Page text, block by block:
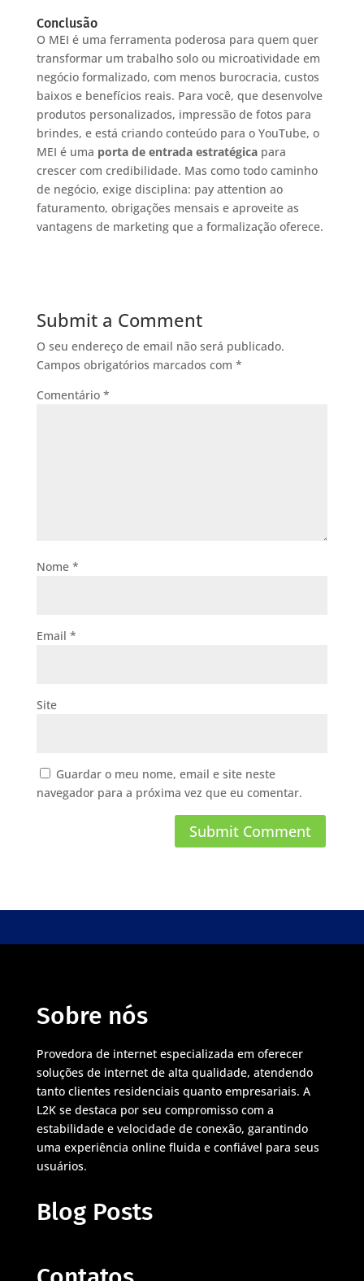
Conclusão
O MEI é uma ferramenta poderosa para quem quer
transformar um trabalho solo ou microatividade em
negócio formalizado, com menos burocracia, custos
baixos e benefícios reais. Para você, que desenvolve
produtos personalizados, impressão de fotos para
brindes, e está criando conteúdo para o YouTube, o
MEI é uma porta de entrada estratégicapara
crescer com credibilidade. Mas como todo caminho
de negócio, exige disciplina: pay attention ao
faturamento, obrigações mensais e aproveite as
vantagens de marketing que a formalização oferece.
Submit a Comment
O seu endereço de email não será publicado.
Campos obrigatórios marcados com *
Comentário *
Nome *
Email *
Site
Guardar o meu nome, email e site neste
navegador para a próxima vez que eu comentar.
Sobre nós
Provedora de internet especializada em oferecer
soluções de internet de alta qualidade, atendendo
tanto clientes residenciais quanto empresariais. A
L2K se destaca por seu compromisso com a
estabilidade e velocidade de conexão, garantindo
uma experiência online fluida e confiável para seus
usuários.
Blog Posts